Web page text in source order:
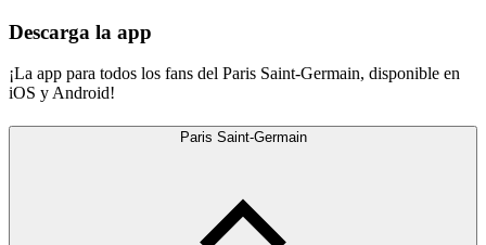
Descarga la app
¡La app para todos los fans del Paris Saint-Germain, disponible en
iOS y Android!
Paris Saint-Germain